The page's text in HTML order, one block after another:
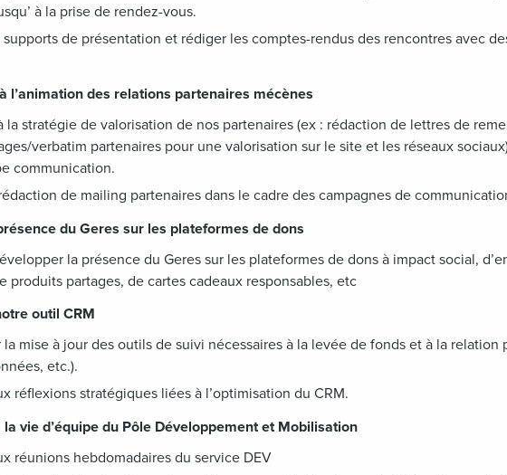
à la prise de rendez-vous.
supports de présentation et rédiger les comptes-rendus des rencontres avec
l’animation des relations partenaires mécènes
la stratégie de valorisation de nos partenaires (ex : rédaction de lettres de
verbatim partenaires pour une valorisation sur le site et les réseaux
communication.
de mailing partenaires dans le cadre des campagnes de
du Geres sur les plateformes de dons
la présence du Geres sur les plateformes de dons à impact social,
produits partages, de cartes cadeaux responsables, etc
outil CRM
mise à jour des outils de suivi nécessaires à la levée de fonds et à la relation
etc.).
réflexions stratégiques liées à l’optimisation du CRM.
vie d’équipe du Pôle Développement et Mobilisation
réunions hebdomadaires du service DEV